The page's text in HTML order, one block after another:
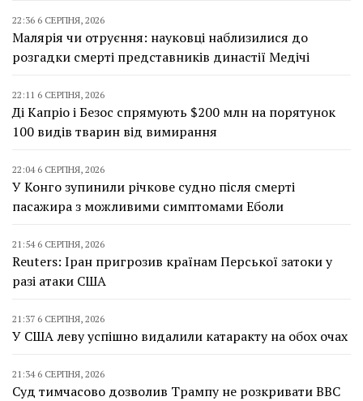
22:36 6 СЕРПНЯ, 2026
Малярія чи отруєння: науковці наблизилися до
розгадки смерті представників династії Медічі
22:11 6 СЕРПНЯ, 2026
Ді Капріо і Безос спрямують $200 млн на порятунок
100 видів тварин від вимирання
22:04 6 СЕРПНЯ, 2026
У Конго зупинили річкове судно після смерті
пасажира з можливими симптомами Еболи
21:54 6 СЕРПНЯ, 2026
Reuters: Іран пригрозив країнам Перської затоки у
разі атаки США
21:37 6 СЕРПНЯ, 2026
У США леву успішно видалили катаракту на обох очах
21:34 6 СЕРПНЯ, 2026
Суд тимчасово дозволив Трампу не розкривати BBC